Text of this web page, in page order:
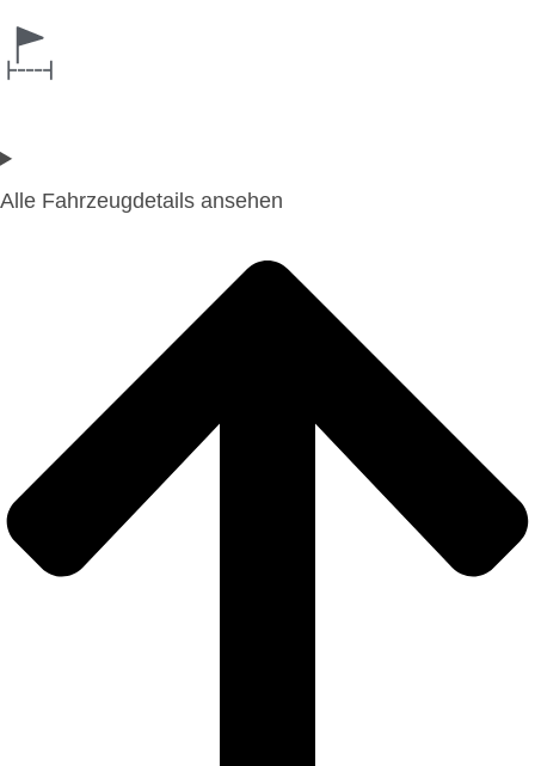
Alle Fahrzeugdetails ansehen